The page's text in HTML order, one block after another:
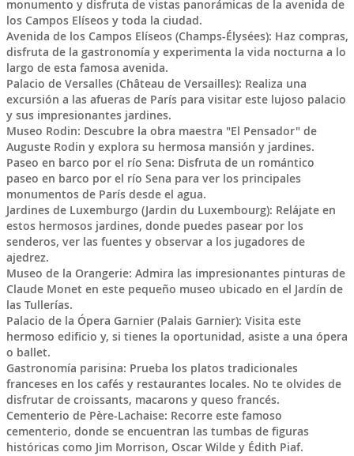
monumento y disfruta de vistas panorámicas de la avenida de
los Campos Elíseos y toda la ciudad.
Avenida de los Campos Elíseos (Champs-Élysées): Haz compras,
disfruta de la gastronomía y experimenta la vida nocturna a lo
largo de esta famosa avenida.
Palacio de Versalles (Château de Versailles): Realiza una
excursión a las afueras de París para visitar este lujoso palacio
y sus impresionantes jardines.
Museo Rodin: Descubre la obra maestra "El Pensador" de
Auguste Rodin y explora su hermosa mansión y jardines.
Paseo en barco por el río Sena: Disfruta de un romántico
paseo en barco por el río Sena para ver los principales
monumentos de París desde el agua.
Jardines de Luxemburgo (Jardin du Luxembourg): Relájate en
estos hermosos jardines, donde puedes pasear por los
senderos, ver las fuentes y observar a los jugadores de
ajedrez.
Museo de la Orangerie: Admira las impresionantes pinturas de
Claude Monet en este pequeño museo ubicado en el Jardín de
las Tullerías.
Palacio de la Ópera Garnier (Palais Garnier): Visita este
hermoso edificio y, si tienes la oportunidad, asiste a una ópera
o ballet.
Gastronomía parisina: Prueba los platos tradicionales
franceses en los cafés y restaurantes locales. No te olvides de
disfrutar de croissants, macarons y queso francés.
Cementerio de Père-Lachaise: Recorre este famoso
cementerio, donde se encuentran las tumbas de figuras
históricas como Jim Morrison, Oscar Wilde y Édith Piaf.